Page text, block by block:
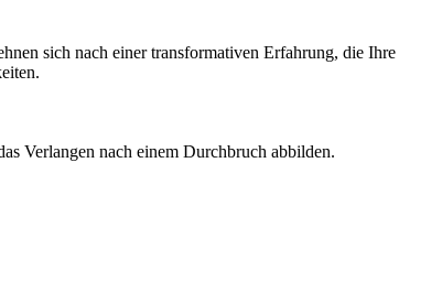
sich nach einer transformativen Erfahrung, die Ihre
Verlangen nach einem Durchbruch abbilden.